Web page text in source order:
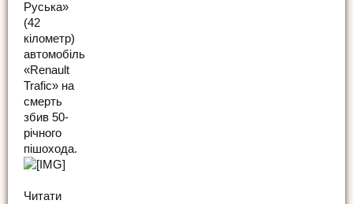
Руська»
(42
кілометр)
автомобіль
«Renault
Trafic» на
смерть
збив 50-
річного
пішохода.
Читати